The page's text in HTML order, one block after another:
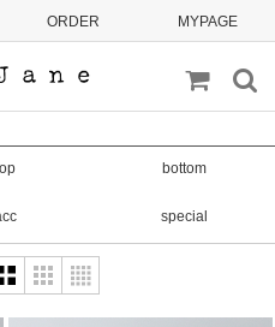
ORDER MYPAGE
bottom
special